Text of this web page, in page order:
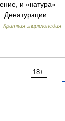
и «натура»
Денатурации
Краткая энциклопедия
18+